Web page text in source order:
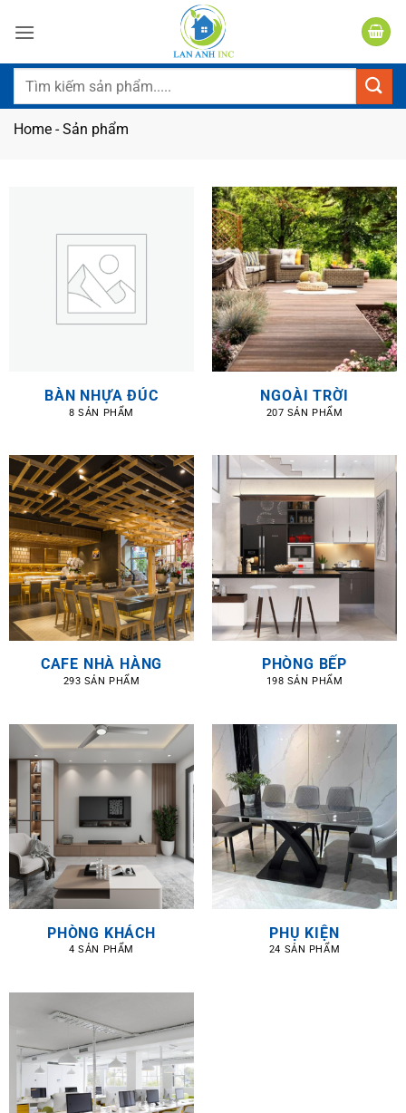
qua
dung
Tìm
Home -Sản phẩm
BÀN NHỰA ĐÚC
8 SẢN PHẨM
NGOÀI TRỜI
207 SẢN PHẨM
CAFE NHÀ HÀNG
293 SẢN PHẨM
PHÒNG BẾP
198 SẢN PHẨM
PHÒNG KHÁCH
4 SẢN PHẨM
PHỤ KIỆN
24 SẢN PHẨM